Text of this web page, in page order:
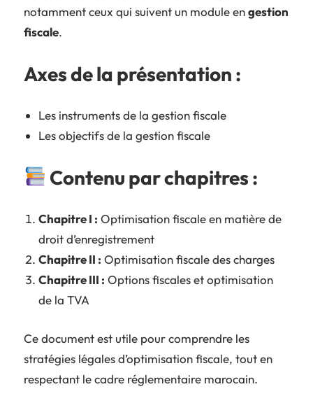
notamment ceux qui suivent un module engestion
fiscale.
Axes de la présentation :
Les instruments de la gestion fiscale
Les objectifs de la gestion fiscale
Contenu par chapitres :
Chapitre I : Optimisation fiscale en matière de
droit d’enregistrement
Chapitre II : Optimisation fiscale des charges
Chapitre III : Options fiscales et optimisation
de la TVA
Ce document est utile pour comprendre les
stratégies légales d’optimisation fiscale, tout en
respectant le cadre réglementaire marocain.